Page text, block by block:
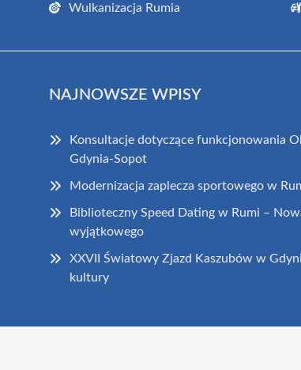
Wulkanizacja Rumia
NAJNOWSZE WPISY
Konsultacje dotyczące funkcjonowania
Gdynia-Sopot
Modernizacja zaplecza sportowego w
Biblioteczny Speed Dating w Rumi –
wyjątkowego
XXVII Światowy Zjazd Kaszubów w
kultury